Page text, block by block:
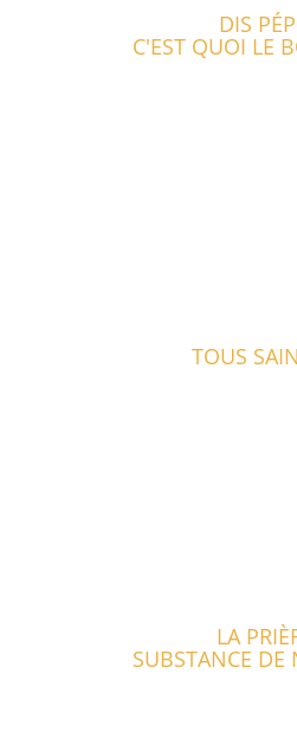
DIS
C'EST QUOI LE
TOUS
LA
SUBSTANCE DE